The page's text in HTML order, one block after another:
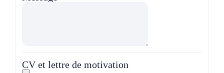
CV et lettre de motivation